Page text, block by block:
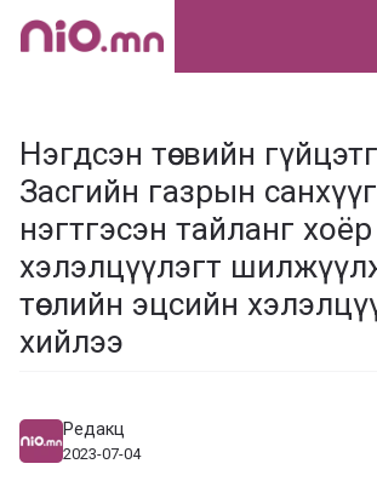
Skip
Нэгдсэн төсвийн
Засгийн газрын
нэгтгэсэн тайланг
хэлэлцүүлэгт
төслийн эцсийн
хийлээ
Редакц
2023-07-04